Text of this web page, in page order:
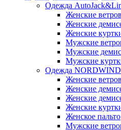
Одежда
Женские
Женские
Женские
Мужские
Мужские
Мужские
Одежда NORDWIND
Женские
Женские
Женские
Женские
Женское пальто
Мужские